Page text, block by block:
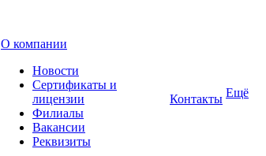
О компании
Новости
Сертификаты и
лицензии
Филиалы
Вакансии
Реквизиты
Контакты Ещё